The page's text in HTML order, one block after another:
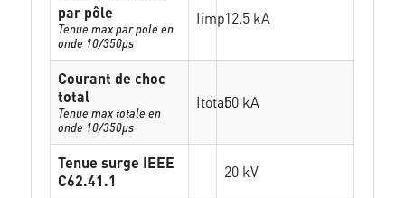
par pôle
Tenue max par pole en
onde 10/350µs
Iimp12.5 kA
Courant de choc
total
Tenue max totale en
onde 10/350µs
Itotal50 kA
Tenue surge IEEE
C62.41.1
20 kV